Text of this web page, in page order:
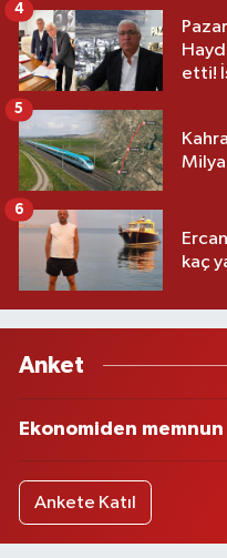
etti!
4
5
kaç
6
Anket
Ekonomiden
Ankete Katıl